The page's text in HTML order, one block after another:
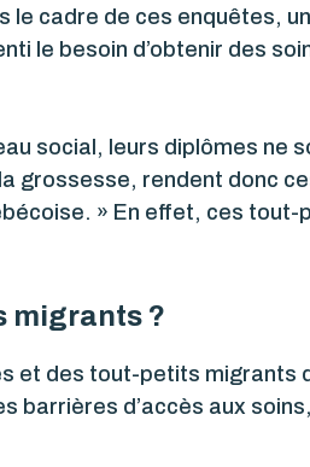
le cadre de ces enquêtes,
le besoin d’obtenir des
social, leurs diplômes ne
grossesse, rendent donc
» En effet, ces tout-
migrants ?
et des tout-petits migrants
barrières d’accès aux